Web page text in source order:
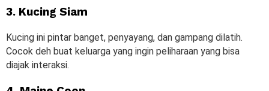
3. Kucing Siam
Kucing ini pintar banget, penyayang, dan gampang dilatih.
Cocok deh buat keluarga yang ingin peliharaan yang bisa
diajak interaksi.